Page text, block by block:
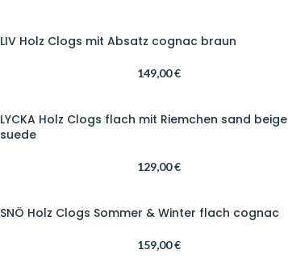
LIV Holz Clogs mit Absatz cognac braun
149,00€
LYCKA Holz Clogs flach mit Riemchen sand beige
suede
129,00€
SNÖ Holz Clogs Sommer & Winter flach cognac
159,00€